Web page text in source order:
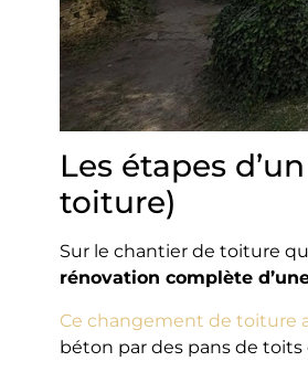
Les étapes
toiture)
Sur le chantier de toiture
rénovation complète
Ce changement de toiture
béton par des pans de toits